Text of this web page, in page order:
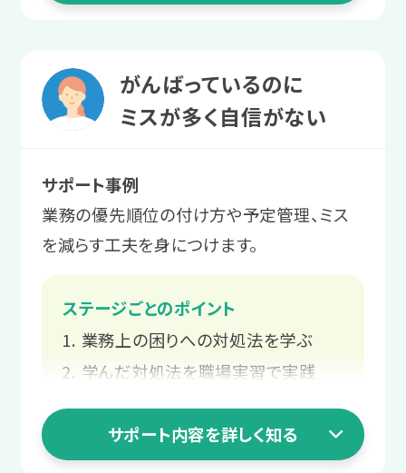
書類作成や面接など、本格的に就職活
動がスタートします。
サポート例
面接にはスタッフが同行し、企業に
は伝えにくい要望や不安を伝えるお
手伝いをします。
4 職場定着ステージ
長く働くための
職場との関係づくり
働く自信をつける
職場実習を通して、働くことや業務上の
サポート例
LITALICOワークス内で模擬的な業
3 就職活動ステージ
就職活動の知識を
身につける
人間関係や適職の
プログラムを通して、職場で起こりがち
な困りへの対処法を学んだり、自己理解
を進めたりします。
サポート例
自分の特性を活かせそうな職種や、
反対に負担になりそうな業務のイメ
がんばっているのに
ミスが多く自信がない
サポート事例
業務の優先順位の付け方や予定管理、ミス
を減らす工夫を身につけます。
ステージごとのポイント
業務上の困りへの対処法を学ぶ
学んだ対処法を職場実習で実践
業務の不安や要望を企業に伝える
業務の調整方法を身につける
サポート内容を詳しく知る